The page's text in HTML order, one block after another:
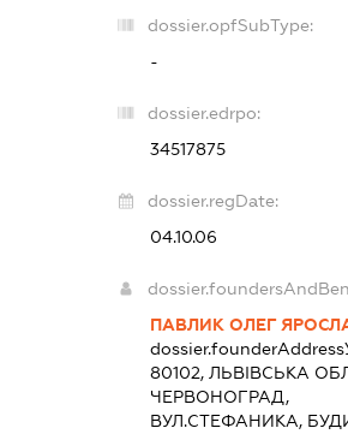
dossier.opfSubType:
-
dossier.edrpo:
34517875
dossier.regDate:
04.10.06
ПАВЛИК ОЛЕГ
dossier.founderAddress
80102, ЛЬВІВСЬКА
ЧЕРВОНОГРАД,
ВУЛ.СТЕФАНИКА,